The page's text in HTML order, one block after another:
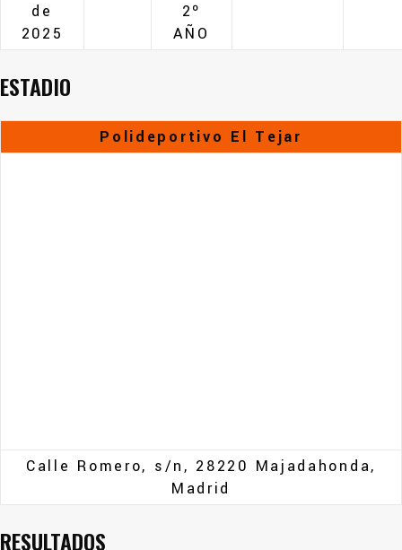
de
2025
2º
AÑO
ESTADIO
Polideportivo El Tejar
Calle Romero, s/n, 28220 Majadahonda,
Madrid
RESULTADOS